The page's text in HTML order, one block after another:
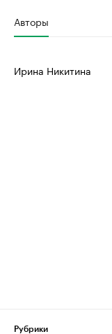
Авторы
Ирина Никитина
Рубрики